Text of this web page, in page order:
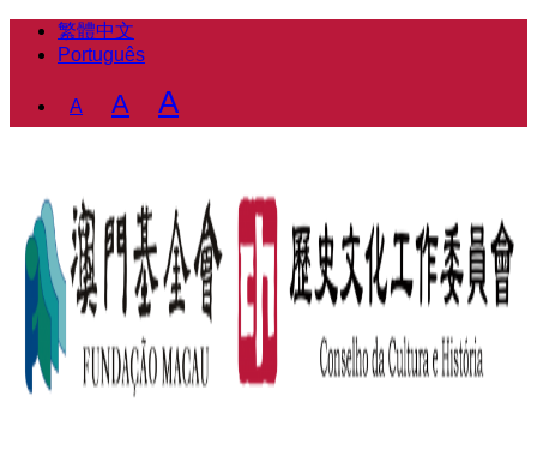
繁體中文
Português
A
Decrease
fontA Reset
font
AIncrease
font